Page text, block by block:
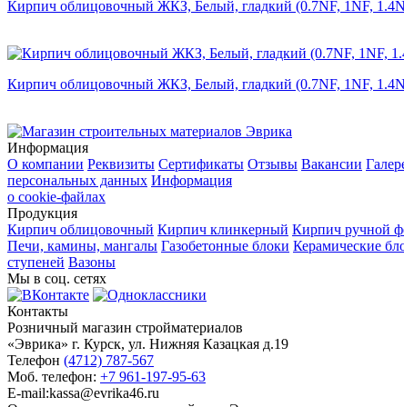
Кирпич облицовочный ЖКЗ, Белый, гладкий (0.7NF, 1NF,
Кирпич облицовочный ЖКЗ, Белый, гладкий (0.7NF, 1NF,
Информация
О компании Реквизиты Сертификаты Отзывы Вакансии
персональных данных Информация
о cookie-файлах
Продукция
Кирпич облицовочный Кирпич клинкерный Кирпич ручной
Печи, камины, мангалы Газобетонные блоки Керамические
ступеней Вазоны
Мы в соц. сетях
Контакты
Розничный магазин стройматериалов
«Эврика» г. Курск, ул. Нижняя Казацкая д.19
Телефон (4712) 787-567
Моб. телефон: +7 961-197-95-63
E-mail:kassa@evrika46.ru